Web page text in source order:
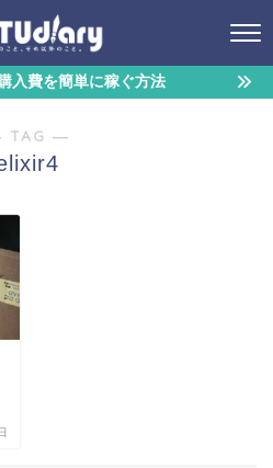
入費を簡単に稼ぐ方法
TAG ―